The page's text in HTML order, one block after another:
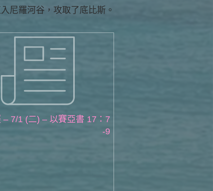
尼羅河谷，攻取了底比斯。
– 7/1 (二) – 以賽亞書 17：7
-9